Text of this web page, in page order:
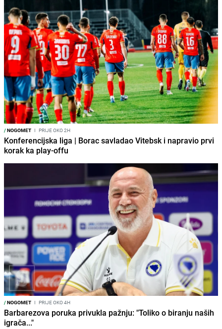
/NOGOMET I PRIJE OKO 2H
Konferencijska liga | Borac savladao Vitebsk i napravio prvi
korak ka play-offu
/NOGOMET I PRIJE OKO 4H
Barbarezova poruka privukla pažnju: "Toliko o biranju naših
igrača..."